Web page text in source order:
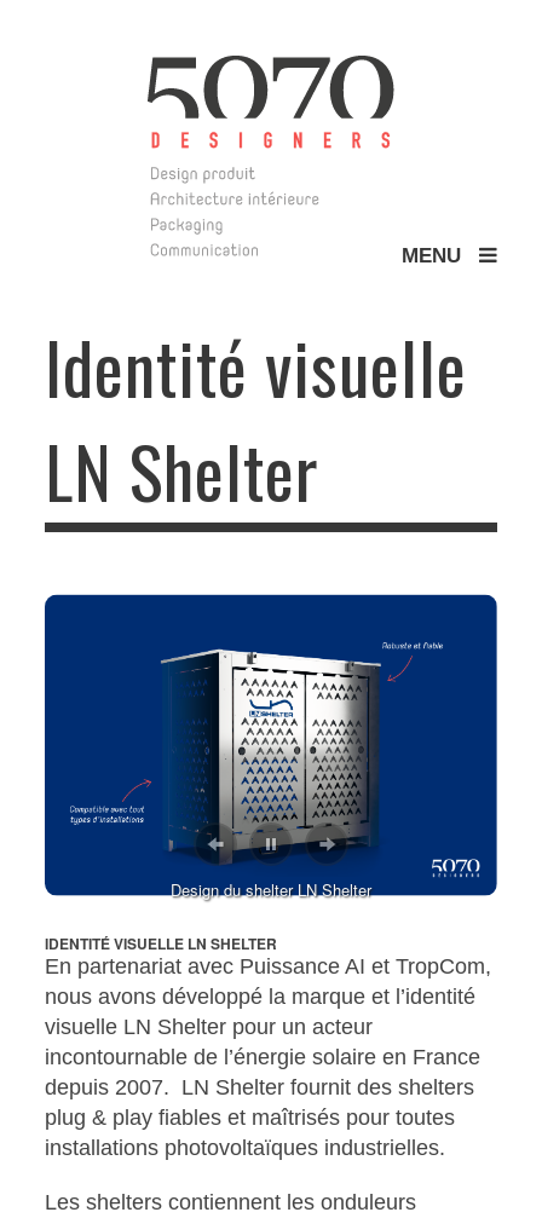
MENU
Identité visuelle
LN Shelter
Design du shelter LN Shelter
IDENTITÉ VISUELLE LN SHELTER
En partenariat avec Puissance AI et TropCom,
nous avons développé la marque et l’identité
visuelle LN Shelter pour un acteur
incontournable de l’énergie solaire en France
depuis 2007. LN Shelter fournit des shelters
plug & play fiables et maîtrisés pour toutes
installations photovoltaïques industrielles.
Les shelters contiennent les onduleurs